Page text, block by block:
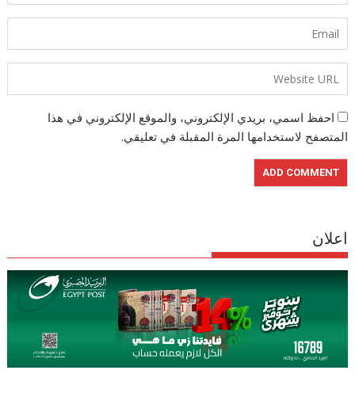
احفظ اسمي، بريدي الإلكتروني، والموقع الإلكتروني في هذا
المتصفح لاستخدامها المرة المقبلة في تعليقي.
اعلان